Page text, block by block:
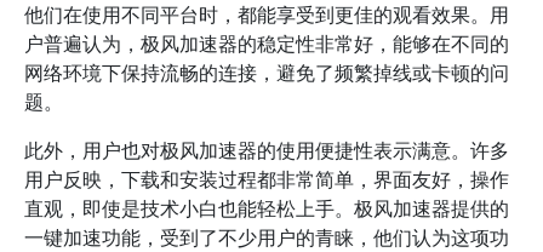
他们在使用不同平台时，都能享受到更佳的观看效果。用
户普遍认为，极风加速器的稳定性非常好，能够在不同的
网络环境下保持流畅的连接，避免了频繁掉线或卡顿的问
题。
此外，用户也对极风加速器的使用便捷性表示满意。许多
用户反映，下载和安装过程都非常简单，界面友好，操作
直观，即使是技术小白也能轻松上手。极风加速器提供的
一键加速功能，受到了不少用户的青睐，他们认为这项功